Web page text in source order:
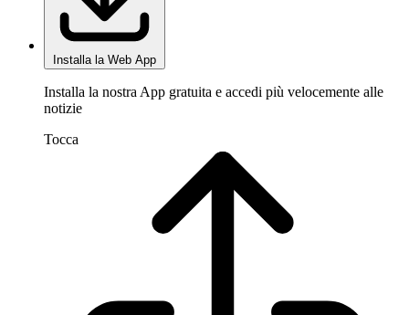
Installa la Web App
Installa la nostra App gratuita e accedi più velocemente alle
notizie
Tocca